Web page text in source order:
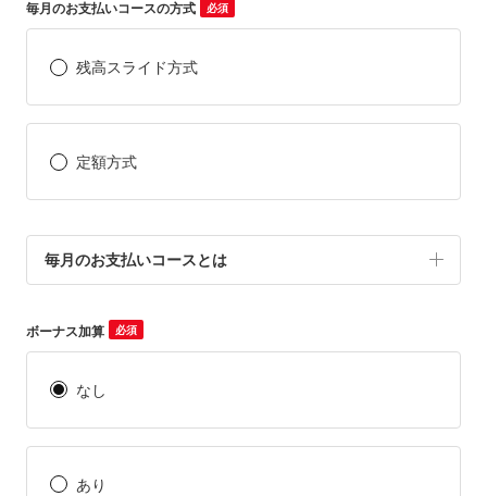
毎月のお支払いコースの方式 必須
残高スライド方式
定額方式
毎月のお支払いコースとは
ボーナス加算 必須
なし
あり